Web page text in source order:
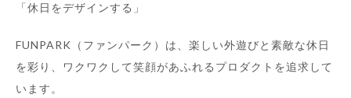
「休日をデザインする」
FUNPARK（ファンパーク）は、楽しい外遊びと素敵な休日
を彩り、ワクワクして笑顔があふれるプロダクトを追求して
います。